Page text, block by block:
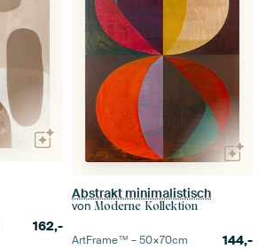
162,-
Abstrakt minimalistisch
von Moderne Kollektion
ArtFrame™ –50×70cm 144,-